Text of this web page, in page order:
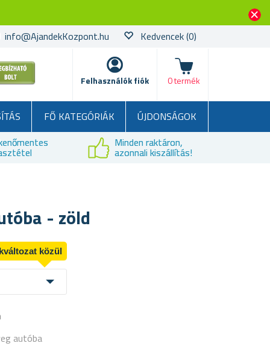
info@AjandekKozpont.hu Kedvencek(0)
Felhasználók fiók
kosár
0 termék
FŐ KATEGÓRIÁK
ÚJDONSÁGOK
Minden raktáron,
azonnali kiszállítás!
- zöld
közül
autóba